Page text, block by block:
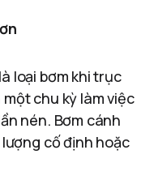
loại bơm khi trục
chu kỳ làm việc
nén. Bơm cánh
cố định hoặc